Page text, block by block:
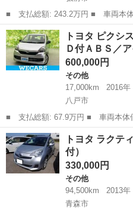
■ 支払総額: 243.2万円 ■ 車両本体価格： 2,350,000 円 ■ メーカ
ー名： トヨタ ■ 車種名： タウ
ＧＬ ４ＷＤ ＨＤＤナビ 衝突被
ッグ ■...
青森 弘前市 その他
トヨタ ピク
Ｄ付ＡＢＳ／
600,000円
その他
17,000km
2016年
八戸市
■ 支払総額: 67.9万円 ■ 車両本体価格： 600,000 円 ■ メーカー
名： トヨタ ■ 車種名： ピクシ
ＷＤ Ｌｆ ＥＢＤ付ＡＢＳ／アイ
運転席／エア...
青森 八戸市 その他
トヨタ ラクテ
付）
330,000円
その他
94,500km
2013年
青森市